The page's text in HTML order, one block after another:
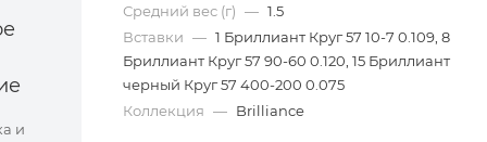
и
Средний вес (г) — 1.5
Вставки — 1 Бриллиант Круг 57 10-7 0.109, 8
Бриллиант Круг 57 90-60 0.120, 15 Бриллиант
черный Круг 57 400-200 0.075
Коллекция — Brilliance